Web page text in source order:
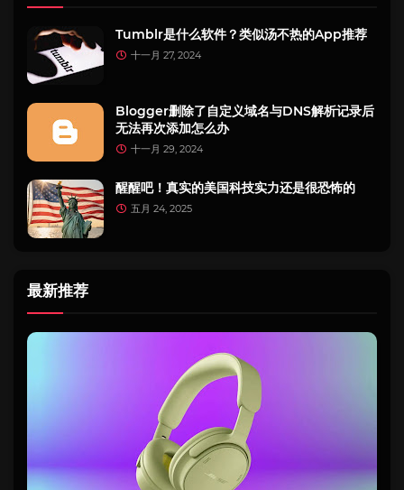
Tumblr是什么软件？类似汤不热的App推荐
十一月 27, 2024
Blogger删除了自定义域名与DNS解析记录后
无法再次添加怎么办
十一月 29, 2024
醒醒吧！真实的美国科技实力还是很恐怖的
五月 24, 2025
最新推荐